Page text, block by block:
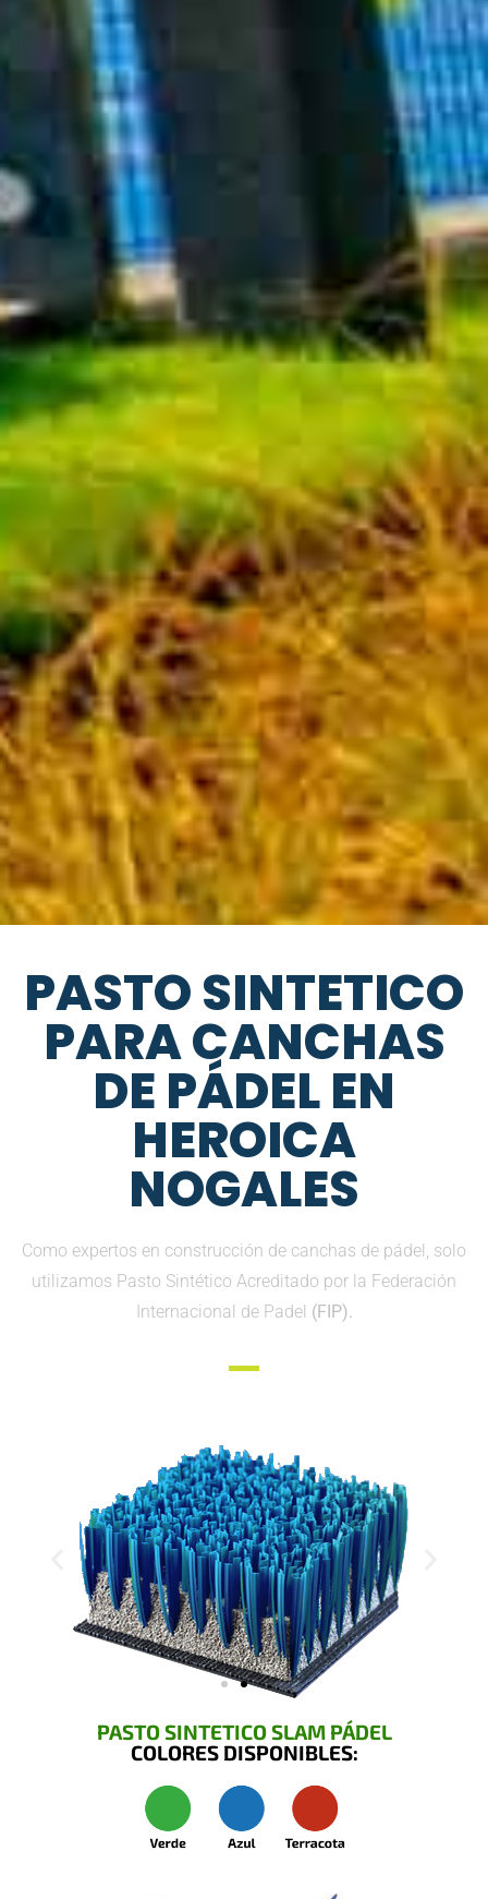
PASTO SINTETICO
PARA CANCHAS
DE PÁDEL EN
HEROICA
NOGALES
Como expertos en construcción de canchas de pádel, solo
utilizamos Pasto Sintético Acreditado por la Federación
Internacional de Padel (FIP).
PASTO SINTETICO SLAM PÁDEL
COLORES DISPONIBLES: